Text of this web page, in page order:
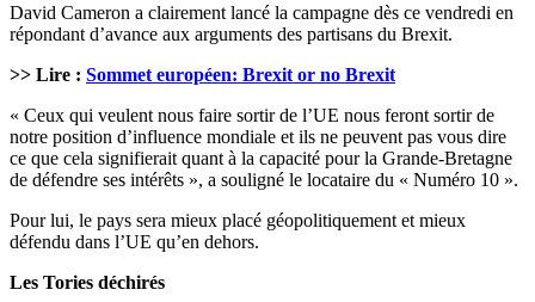
David Cameron a clairement lancé la campagne dès ce vendredi en
répondant d’avance aux arguments des partisans du Brexit.
>> Lire : Sommet européen: Brexit or no Brexit
« Ceux qui veulent nous faire sortir de l’UE nous feront sortir de
notre position d’influence mondiale et ils ne peuvent pas vous dire
ce que cela signifierait quant à la capacité pour la Grande-Bretagne
de défendre ses intérêts », a souligné le locataire du « Numéro 10 ».
Pour lui, le pays sera mieux placé géopolitiquement et mieux
défendu dans l’UE qu’en dehors.
Les Tories déchirés